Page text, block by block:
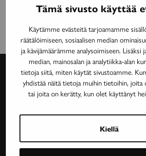
Tämä sivusto käyttää
Käytämme evästeitä tarjoamamme
räätälöimiseen, sosiaalisen median
ja kävijämäärämme analysoimiseen. Lisäksi
median, mainosalan ja analytiikka-alan
tietoja siitä, miten käytät sivustoamme.
yhdistää näitä tietoja muihin tietoihin, joita
tai joita on kerätty, kun olet käyttänyt
Kiellä
Avain-
Neurologinen aikakauslehti Avain
ja asiantuntevaa tietoa MS-taudin,